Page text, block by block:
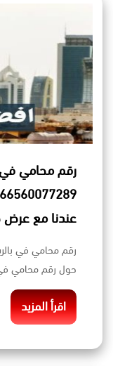
رقم محامي في
عندنا مع
حول رقم محامي
اقرأ المزيد